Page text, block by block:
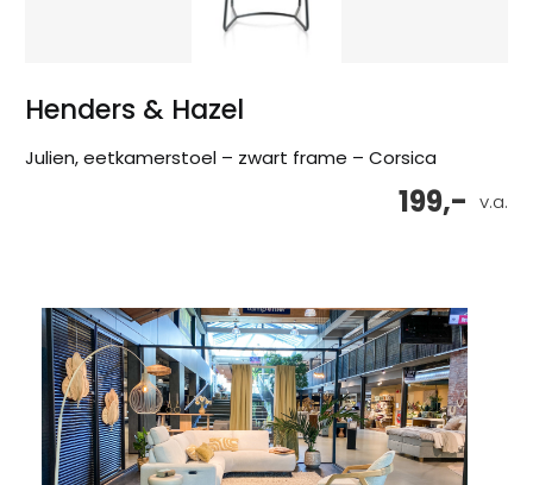
Henders & Hazel
Julien, eetkamerstoel – zwart frame – Corsica
v.a.
199,-